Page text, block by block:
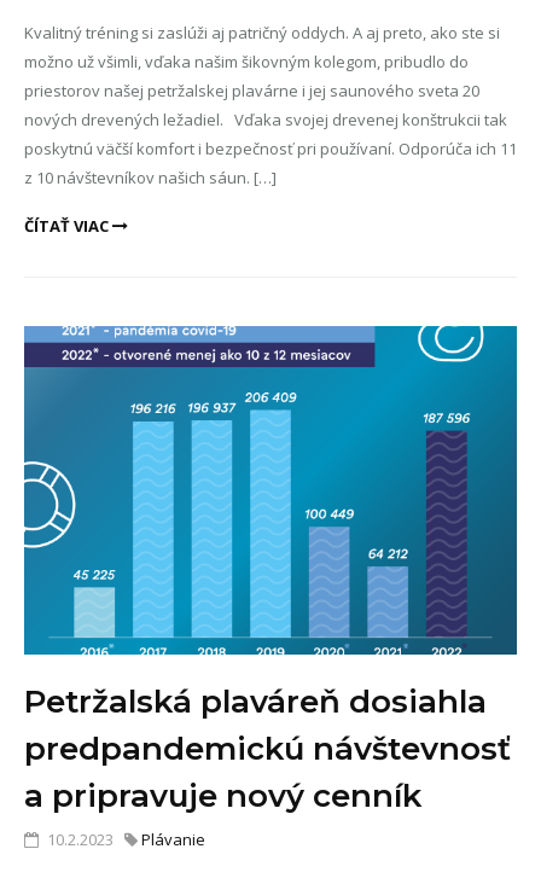
Kvalitný tréning si zaslúži aj patričný oddych. A aj preto, ako ste si
možno už všimli, vďaka našim šikovným kolegom, pribudlo do
priestorov našej petržalskej plavárne i jej saunového sveta 20
nových drevených ležadiel. Vďaka svojej drevenej konštrukcii tak
poskytnú väčší komfort i bezpečnosť pri používaní. Odporúča ich 11
z 10 návštevníkov našich sáun. […]
ČÍTAŤ VIAC
Petržalská plaváreň dosiahla
predpandemickú návštevnosť
a pripravuje nový cenník
10.2.2023 Plávanie